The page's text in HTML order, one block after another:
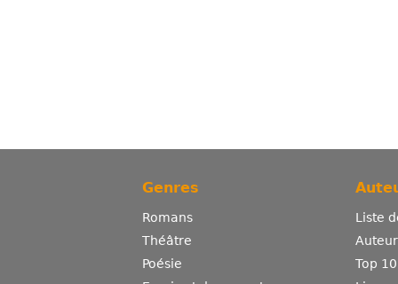
Genres
Romans
Théâtre
Poésie
Liste
Top